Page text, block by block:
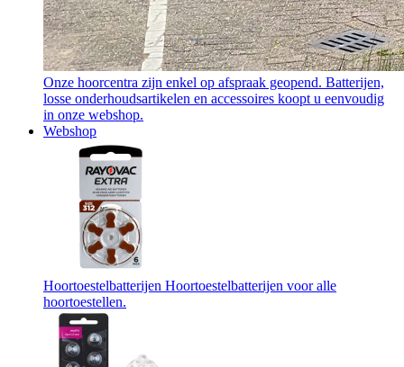
Onze hoorcentra zijn enkel op afspraak geopend. Batterijen,
losse onderhoudsartikelen en accessoires koopt u eenvoudig
in onze webshop.
Webshop
Hoortoestelbatterijen Hoortoestelbatterijen voor alle
hoortoestellen.